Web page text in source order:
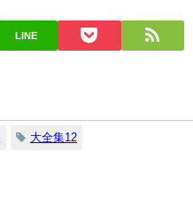
LINE
大全集12